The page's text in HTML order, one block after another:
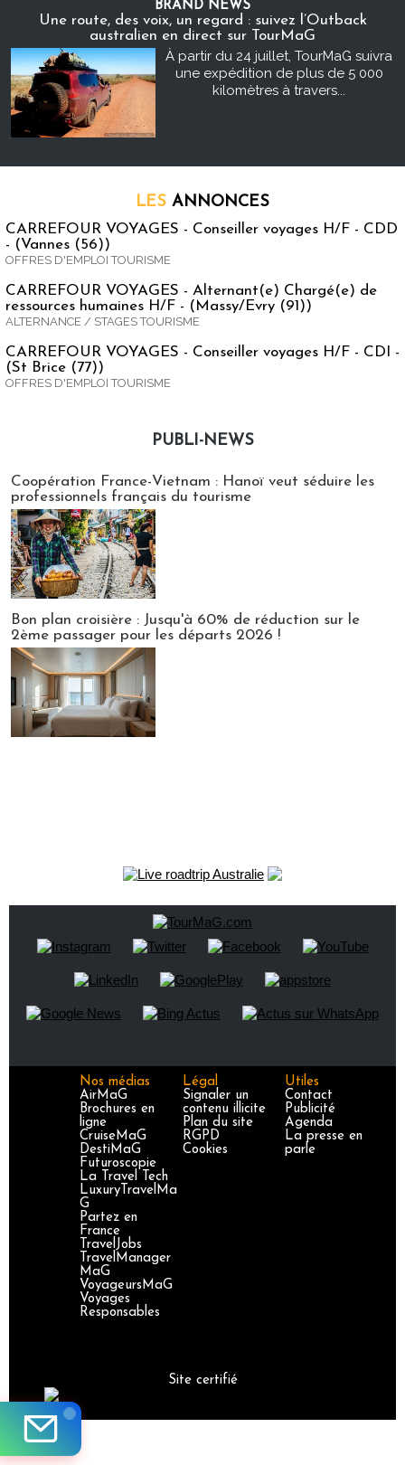
BRAND NEWS
Une route, des voix, un regard : suivez l’Outback
australien en direct sur TourMaG
À partir du 24 juillet, TourMaG suivra
une expédition de plus de 5 000
kilomètres à travers...
LES ANNONCES
CARREFOUR VOYAGES - Conseiller voyages H/F - CDD
- (Vannes (56))
OFFRES D'EMPLOI TOURISME
CARREFOUR VOYAGES - Alternant(e) Chargé(e) de
ressources humaines H/F - (Massy/Evry (91))
ALTERNANCE / STAGES TOURISME
CARREFOUR VOYAGES - Conseiller voyages H/F - CDI -
(St Brice (77))
OFFRES D'EMPLOI TOURISME
PUBLI-NEWS
Coopération France-Vietnam : Hanoï veut séduire les
professionnels français du tourisme
Bon plan croisière : Jusqu'à 60% de réduction sur le
2ème passager pour les départs 2026 !
Nos médias
AirMaG
Brochures en
ligne
CruiseMaG
DestiMaG
Futuroscopie
La Travel Tech
LuxuryTravelMa
G
Partez en
France
TravelJobs
TravelManager
MaG
VoyageursMaG
Voyages
Responsables
Légal
Signaler un
contenu illicite
Plan du site
RGPD
Cookies
Utiles
Contact
Publicité
Agenda
La presse en
parle
Site certifié